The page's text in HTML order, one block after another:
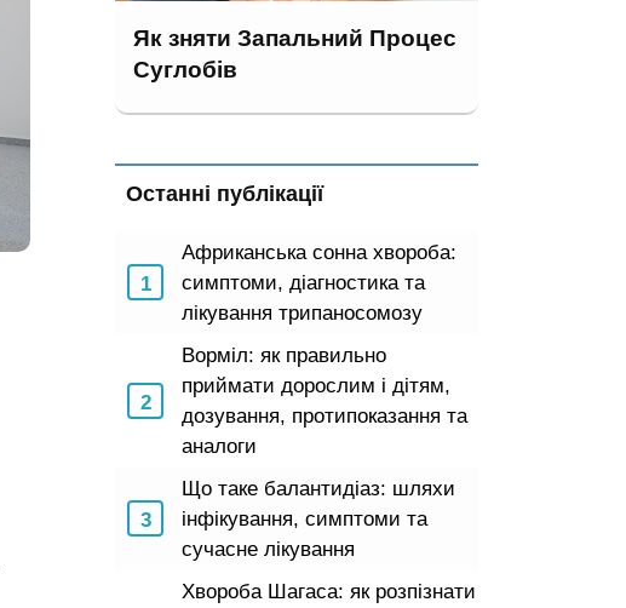
Як зняти Запальний Процес
Суглобів
Останні публікації
Африканська сонна хвороба:
симптоми, діагностика та
лікування трипаносомозу
Ворміл: як правильно
приймати дорослим і дітям,
дозування, протипоказання та
аналоги
Що таке балантидіаз: шляхи
інфікування, симптоми та
сучасне лікування
Хвороба Шагаса: як розпізнати